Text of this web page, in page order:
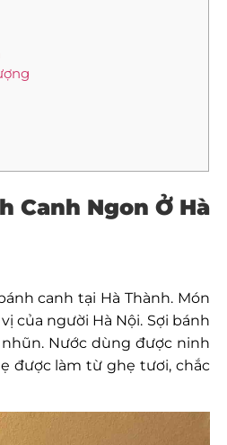
Canh Ngon Ở Hà
canh tại Hà Thành. Món
của người Hà Nội. Sợi bánh
Nước dùng được ninh
được làm từ ghẹ tươi, chắc